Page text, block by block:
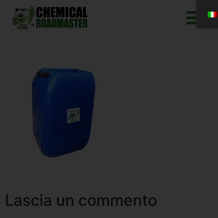
Lascia un commento